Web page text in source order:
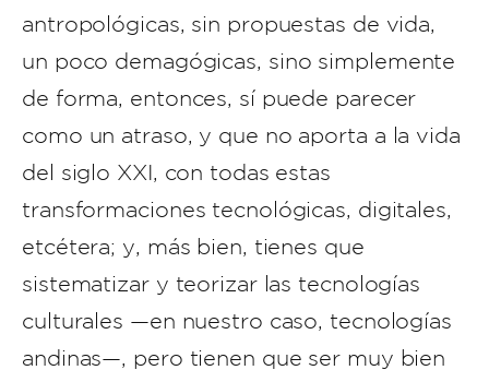
antropológicas, sin propuestas de vida,
un poco demagógicas, sino simplemente
de forma, entonces, sí puede parecer
como un atraso, y que no aporta a la vida
del siglo XXI, con todas estas
transformaciones tecnológicas, digitales,
etcétera; y, más bien, tienes que
sistematizar y teorizar las tecnologías
culturales —en nuestro caso, tecnologías
andinas—, pero tienen que ser muy bien